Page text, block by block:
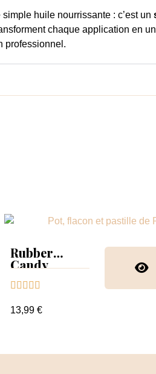
huile nourrissante : c’est un
chaque application en un
professionnel.
Rubber
Candy
    
13,99 €